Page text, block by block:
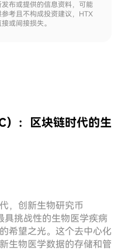
布或提供的信息资料，可能
考且不构成投资建议，HTX
或间接损失。
）：区块链时代的生
，创新生物研究币
具挑战性的生物医学疾病
希望之光。这个去中心化
生物医学数据的存储和管